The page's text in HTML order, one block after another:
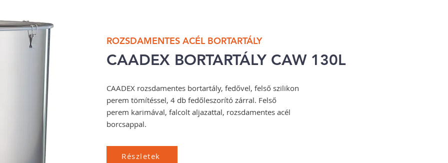
ROZSDAMENTES ACÉL BORTARTÁLY
CAADEX BORTARTÁLY CAW 130L
CAADEX rozsdamentes bortartály, fedővel, felső szilikon
perem tömítéssel, 4 db fedőleszorító zárral. Felső
perem karimával, falcolt aljazattal, rozsdamentes acél
borcsappal.
Részletek